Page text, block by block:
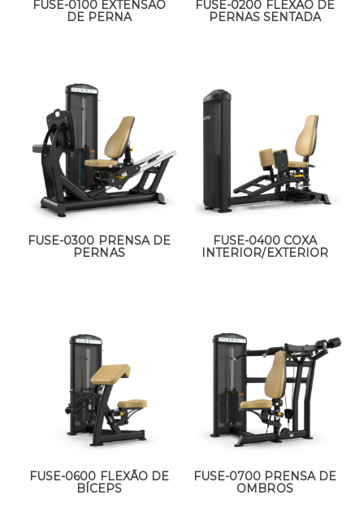
FUSE-0100 EXTENSÃO
DE PERNA
FUSE-0200 FLEXÃO DE
PERNAS SENTADA
FUSE-0300 PRENSA DE
PERNAS
FUSE-0400 COXA
INTERIOR/EXTERIOR
FUSE-0600 FLEXÃO DE
BÍCEPS
FUSE-0700 PRENSA DE
OMBROS